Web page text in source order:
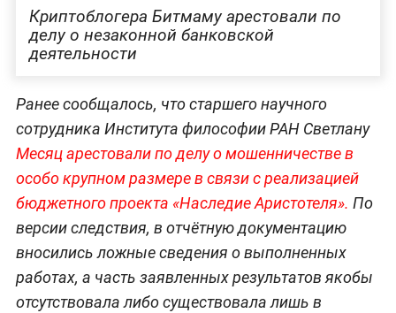
Криптоблогера Битмаму арестовали по
делу о незаконной банковской
деятельности
Ранее сообщалось, что старшего научного
сотрудника Института философии РАН Светлану
Месяц арестовали по делу о мошенничестве в
особо крупном размере в связи с реализацией
бюджетного проекта «Наследие Аристотеля». По
версии следствия, в отчётную документацию
вносились ложные сведения о выполненных
работах, а часть заявленных результатов якобы
отсутствовала либо существовала лишь в